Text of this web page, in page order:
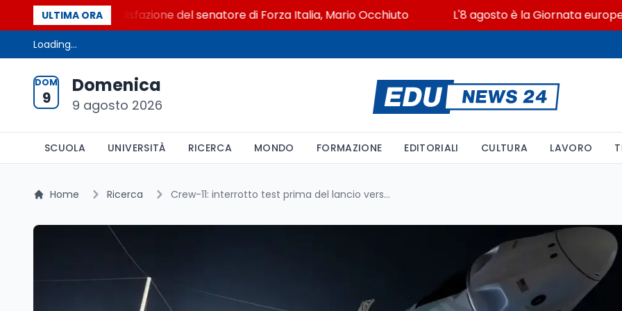
ULTIMA ORA
La soddisfazione del senatore di Forza Italia, Mario Occhiuto L'8 agosto è la Giornata europea
Loading...
DOM
9
Domenica
9 agosto 2026
SCUOLA UNIVERSITÀ RICERCA MONDO FORMAZIONE EDITORIALI CULTURA LAVORO
Home Ricerca Crew-11: interrotto test prima del lancio verso l’ISS